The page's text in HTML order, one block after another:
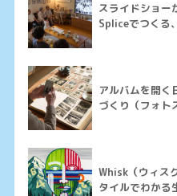
スライドショー
Spliceでつくる
アルバムを開
づくり（フォト
Whisk（ウィス
タイルでわかる